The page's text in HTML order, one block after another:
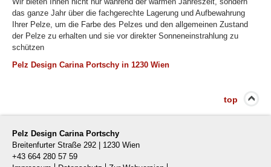
das ganze Jahr über die fachgerechte Lagerung und Aufbewahrung
Ihrer Pelze, um die Farbe des Pelzes und den allgemeinen Zustand
der Pelze zu erhalten und sie vor direkter Sonneneinstrahlung zu
schützen
Pelz Design Carina Portschy in 1230 Wien
top
Pelz Design Carina Portschy
Breitenfurter Straße 292
1230 Wien
+43 664 280 57 59